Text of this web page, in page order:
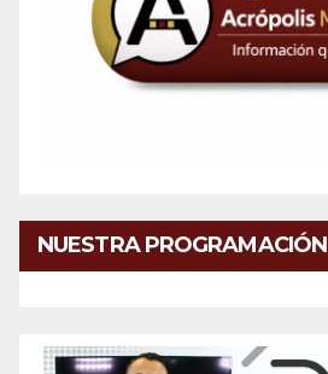
NUESTRA PROGRAMACIÓN